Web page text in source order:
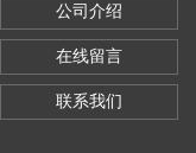
公司介绍
在线留言
联系我们